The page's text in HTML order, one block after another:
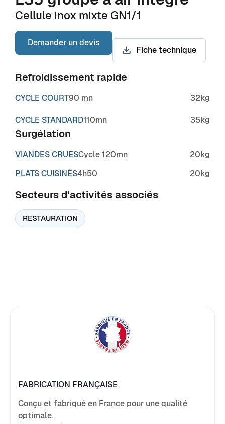
Cellule inox mixte GN1/1
Demander un devis
Fiche technique
Refroidissement rapide
CYCLE COURT90 mn 32kg
CYCLE STANDARD110mn 35kg
Surgélation
VIANDES CRUESCycle 120mn
20kg
PLATS CUISINÉS4h50 20kg
Secteurs d’activités associés
RESTAURATION
FABRICATION FRANÇAISE
Conçu et fabriqué en France pour une qualité
optimale.